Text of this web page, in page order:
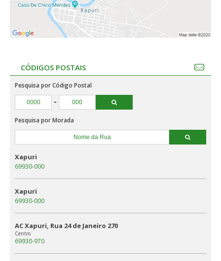
CÓDIGOS POSTAIS
Pesquisa por Código Postal
-
Pesquisa por Morada
Xapuri
69930-000
Xapuri
69930-000
AC Xapuri, Rua 24 de Janeiro 270
Centro
69930-970